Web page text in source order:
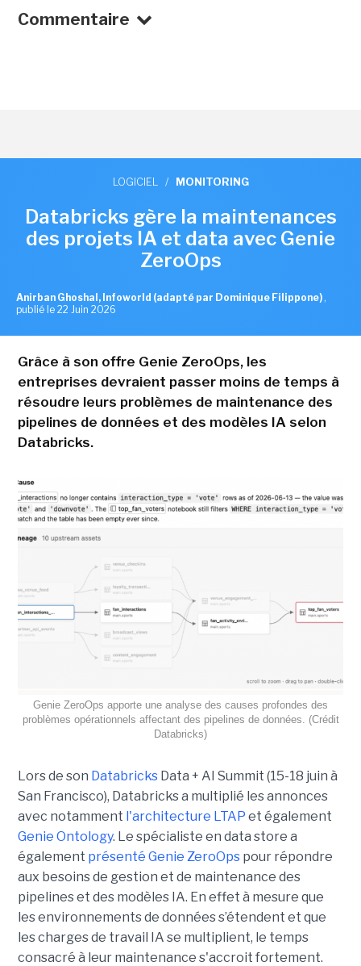
Commentaire
LOGICIEL / MONITORING
Databricks gère la maintenances
des projets IA et data avec Genie
ZeroOps
Anirban Ghoshal, Infoworld (adapté par Dominique Filippone) ,
publié le 22 Juin 2026
Grâce à son offre Genie ZeroOps, les
entreprises devraient passer moins de temps à
résoudre leurs problèmes de maintenance des
pipelines de données et des modèles IA selon
Databricks.
Genie ZeroOps apporte une analyse des causes profondes des
problèmes opérationnels affectant des pipelines de données. (Crédit
Databricks)
Lors de son DatabricksData + AI Summit (15-18 juin à
San Francisco), Databricks a multiplié les annonces
avec notamment l'architecture LTAP et également
Genie Ontology. Le spécialiste en data store a
également présenté Genie ZeroOpspour répondre
aux besoins de gestion et de maintenance des
pipelines et des modèles IA. En effet à mesure que
les environnements de données s’étendent et que
les charges de travail IA se multiplient, le temps
consacré à leur maintenance s'accroit fortement.